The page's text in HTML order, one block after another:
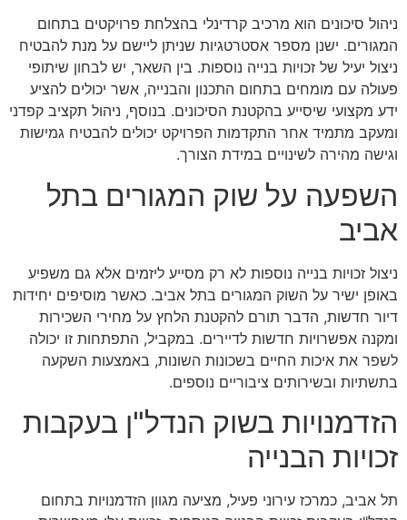
ניהול סיכונים הוא מרכיב קרדינלי בהצלחת פרויקטים בתחום
המגורים. ישנן מספר אסטרטגיות שניתן ליישם על מנת להבטיח
ניצול יעיל של זכויות בנייה נוספות. בין השאר, יש לבחון שיתופי
פעולה עם מומחים בתחום התכנון והבנייה, אשר יכולים להציע
ידע מקצועי שיסייע בהקטנת הסיכונים. בנוסף, ניהול תקציב קפדני
ומעקב מתמיד אחר התקדמות הפרויקט יכולים להבטיח גמישות
וגישה מהירה לשינויים במידת הצורך.
השפעה על שוק המגורים בתל
אביב
ניצול זכויות בנייה נוספות לא רק מסייע ליזמים אלא גם משפיע
באופן ישיר על השוק המגורים בתל אביב. כאשר מוסיפים יחידות
דיור חדשות, הדבר תורם להקטנת הלחץ על מחירי השכירות
ומקנה אפשרויות חדשות לדיירים. במקביל, התפתחות זו יכולה
לשפר את איכות החיים בשכונות השונות, באמצעות השקעה
בתשתיות ובשירותים ציבוריים נוספים.
הזדמנויות בשוק הנדל"ן בעקבות
זכויות הבנייה
תל אביב, כמרכז עירוני פעיל, מציעה מגוון הזדמנויות בתחום